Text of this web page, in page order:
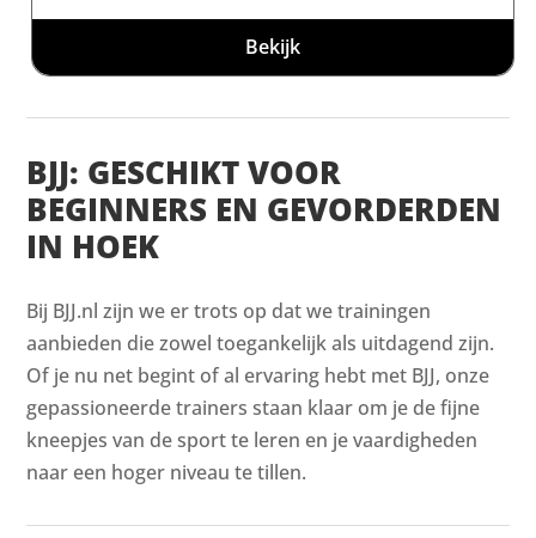
Bekijk
BJJ: GESCHIKT VOOR
BEGINNERS EN GEVORDERDEN
IN HOEK
Bij BJJ.nl zijn we er trots op dat we trainingen
aanbieden die zowel toegankelijk als uitdagend zijn.
Of je nu net begint of al ervaring hebt met BJJ, onze
gepassioneerde trainers staan klaar om je de fijne
kneepjes van de sport te leren en je vaardigheden
naar een hoger niveau te tillen.